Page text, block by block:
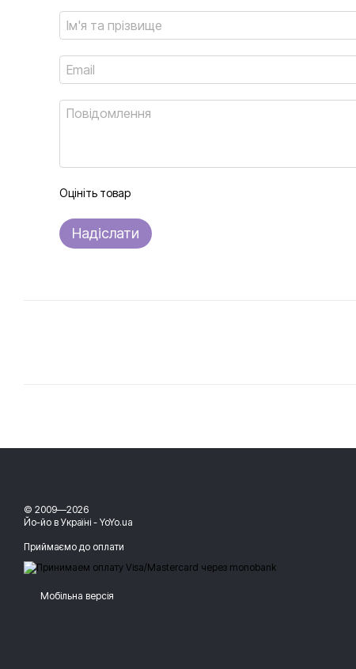
Оцініть товар
Надіслати
© 2009—2026
Йо-йо в Україні - YoYo.ua
Приймаємо до оплати
Мобільна версія